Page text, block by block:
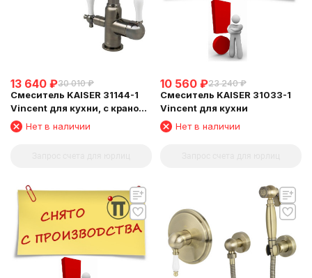
13 640 ₽30 010 ₽
Смеситель KAISER 31144-1
Vincent для кухни, с краном
для питьевой воды, бронза
состаренная
Нет в наличии
10 560 ₽23 240 ₽
Смеситель KAISER 31033-1
Vincent для кухни
Нет в наличии